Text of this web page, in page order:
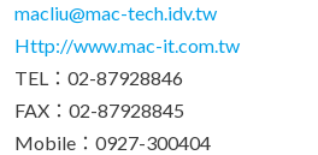
macliu@mac-tech.idv.tw
Http://www.mac-it.com.tw
TEL：02-87928846
FAX：02-87928845
Mobile：0927-300404